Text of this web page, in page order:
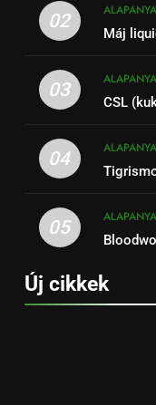
02
Máj
03
CSL
04
05
Új cikkek